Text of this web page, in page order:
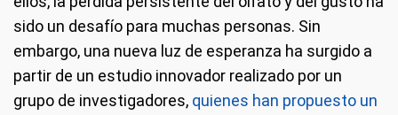
sido un desafío para muchas personas. Sin
embargo, una nueva luz de esperanza ha surgido a
partir de un estudio innovador realizado por un
grupo de investigadores, quienes han propuesto un